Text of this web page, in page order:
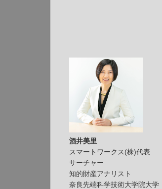
酒井美里
スマートワークス(株)代表
サーチャー
知的財産アナリスト
奈良先端科学技術大学院大学